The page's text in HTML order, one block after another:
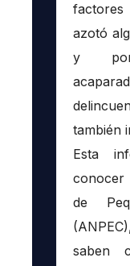
azotó
y
también
Esta
conocer
de
saben